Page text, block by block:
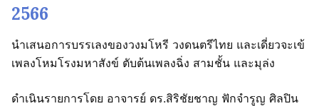
2566
นำเสนอการบรรเลงของวงมโหรี วงดนตรีไทย และเดี่ยวจะเข้
เพลงโหมโรงมหาสังข์ ตับต้นเพลงฉิ่ง สามชั้น และมุล่ง
ดำเนินรายการโดย อาจารย์ ดร.สิริชัยชาญ ฟักจำรูญ ศิลปิน